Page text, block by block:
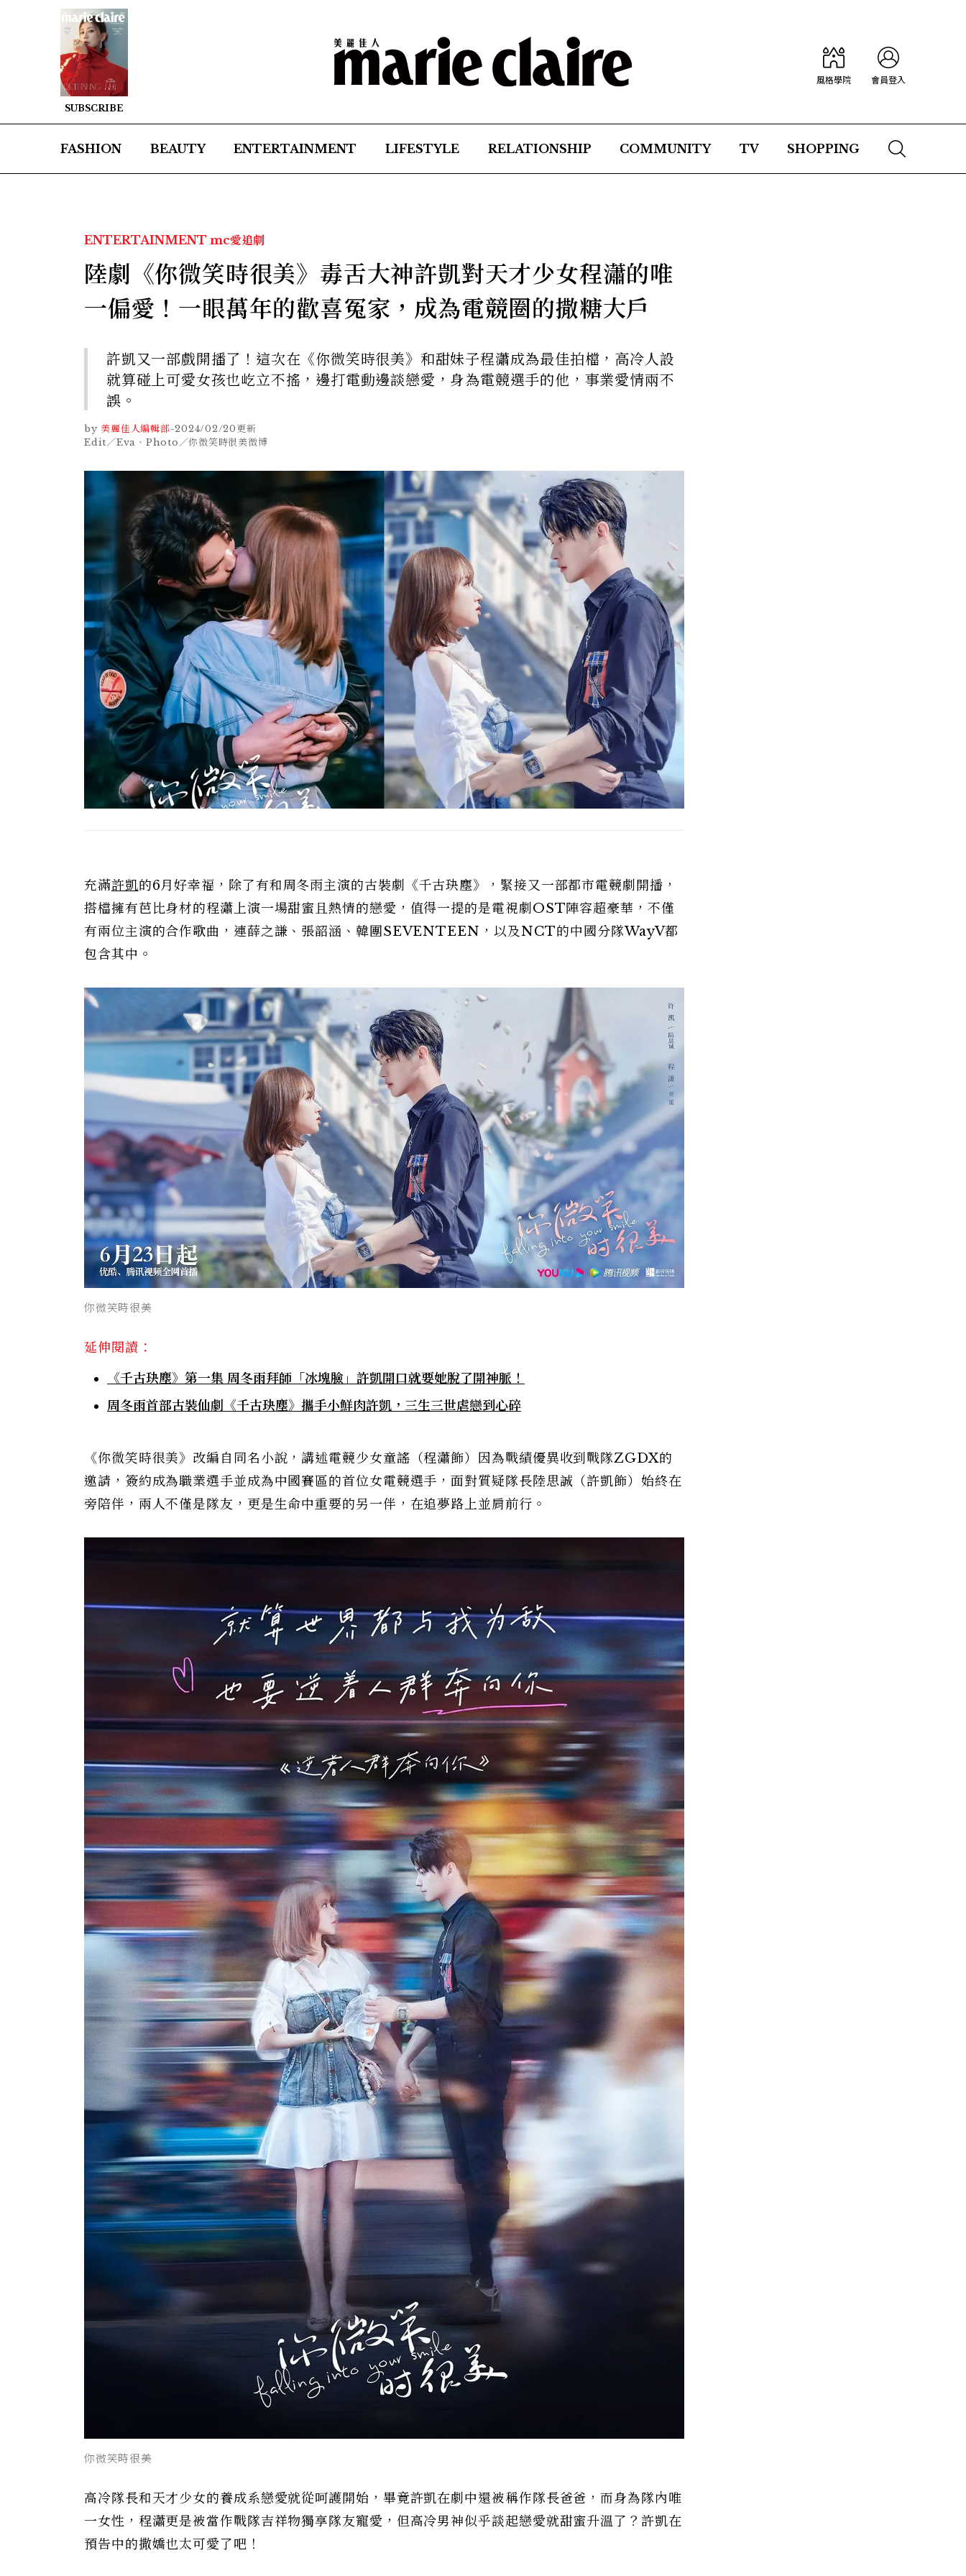
SUBSCRIBE
風格學院 會員登入
FASHION BEAUTY ENTERTAINMENT LIFESTYLE RELATIONSHIP COMMUNITY TV SHOPPING
ENTERTAINMENT mc愛追劇
陸劇《你微笑時很美》毒舌大神許凱對天才少女程瀟的唯
一偏愛！一眼萬年的歡喜冤家，成為電競圈的撒糖大戶
許凱又一部戲開播了！這次在《你微笑時很美》和甜妹子程瀟成為最佳拍檔，高冷人設
就算碰上可愛女孩也屹立不搖，邊打電動邊談戀愛，身為電競選手的他，事業愛情兩不
誤。
by 美麗佳人編輯部-2024/02/20更新
Edit／Eva、Photo／你微笑時很美微博
充滿許凱的6月好幸福，除了有和周冬雨主演的古裝劇《千古玦塵》，緊接又一部都市電競劇開播，
搭檔擁有芭比身材的程瀟上演一場甜蜜且熱情的戀愛，值得一提的是電視劇OST陣容超豪華，不僅
有兩位主演的合作歌曲，連薛之謙、張韶涵、韓團SEVENTEEN，以及NCT的中國分隊WayV都
包含其中。
你微笑時很美
延伸閱讀：
《千古玦塵》第一集 周冬雨拜師「冰塊臉」許凱開口就要她脫了開神脈！
周冬雨首部古裝仙劇《千古玦塵》攜手小鮮肉許凱，三生三世虐戀到心碎
《你微笑時很美》改編自同名小說，講述電競少女童謠（程瀟飾）因為戰績優異收到戰隊ZGDX的
邀請，簽約成為職業選手並成為中國賽區的首位女電競選手，面對質疑隊長陸思誠（許凱飾）始終在
旁陪伴，兩人不僅是隊友，更是生命中重要的另一伴，在追夢路上並肩前行。
你微笑時很美
高冷隊長和天才少女的養成系戀愛就從呵護開始，畢竟許凱在劇中還被稱作隊長爸爸，而身為隊內唯
一女性，程瀟更是被當作戰隊吉祥物獨享隊友寵愛，但高冷男神似乎談起戀愛就甜蜜升溫了？許凱在
預告中的撒嬌也太可愛了吧！